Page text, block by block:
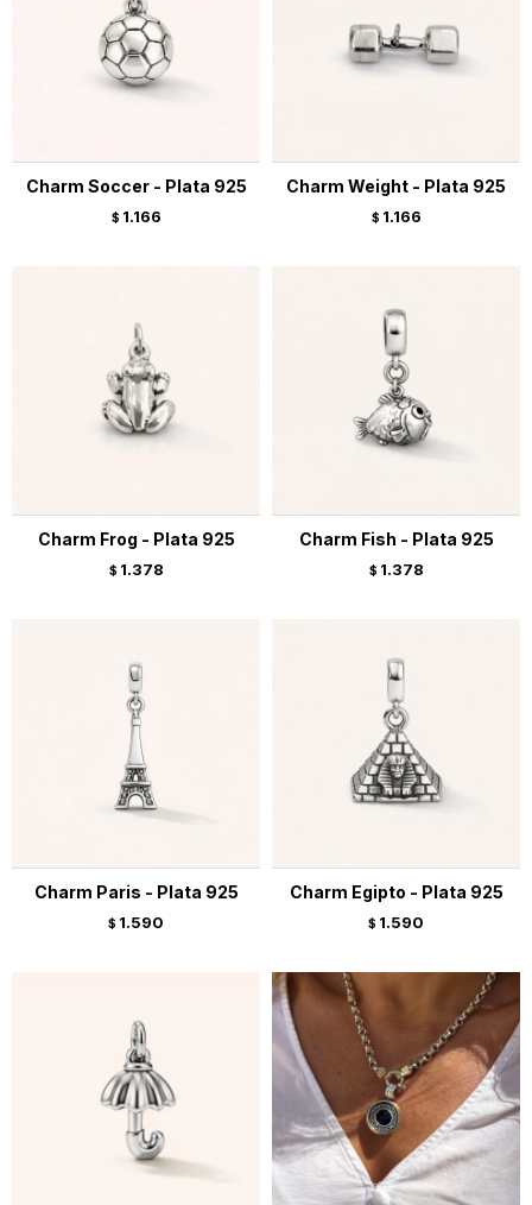
Charm Soccer - Plata 925
$ 1.166
Charm Weight - Plata 925
$ 1.166
Charm Frog - Plata 925
$ 1.378
Charm Fish - Plata 925
$ 1.378
Charm Paris - Plata 925
$ 1.590
Charm Egipto - Plata 925
$ 1.590